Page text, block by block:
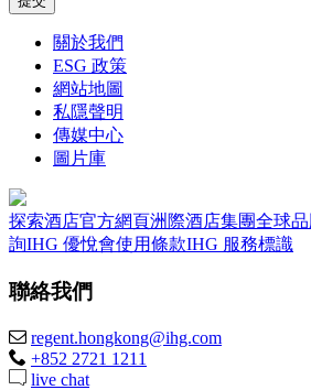
關於我們
ESG 政策
網站地圖
私隱聲明
傳媒中心
圖片庫
探索酒店官方網頁洲際酒店集團全球
詢IHG 優悅會使用條款IHG 服務標識
聯絡我們
regent.hongkong@ihg.com
+852 2721 1211
live chat